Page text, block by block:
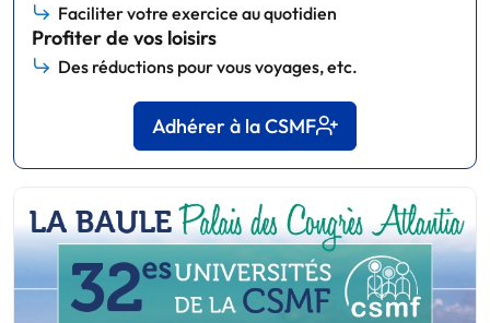
Faciliter votre exercice au quotidien
Profiter de vos loisirs
Des réductions pour vous voyages, etc.
Adhérer à la CSMF